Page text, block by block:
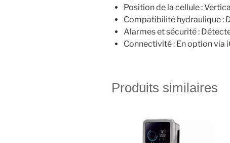
Position de la cellule :
Compatibilité hydraulique :
Alarmes et sécurité :
Connectivité : En option via
Produits similaires